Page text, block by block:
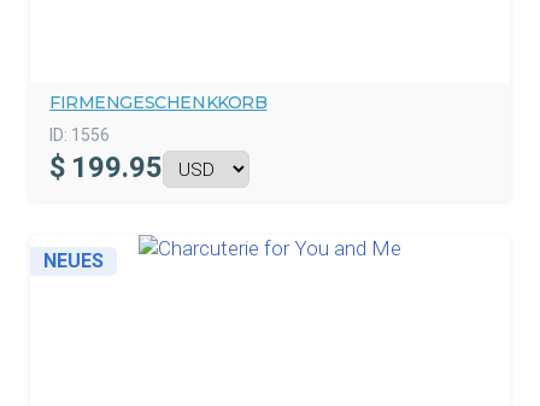
FIRMENGESCHENKKORB
ID: 1556
$ 199.95
NEUES